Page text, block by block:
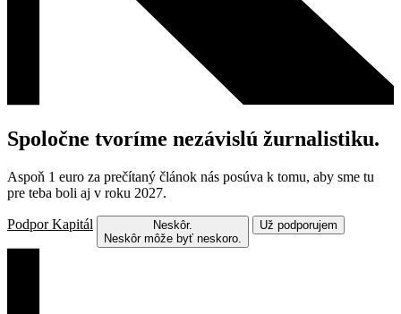
Spoločne tvoríme nezávislú žurnalistiku.
Aspoň 1 euro za prečítaný článok nás posúva k tomu, aby sme tu
pre teba boli aj v roku 2027.
Podpor Kapitál
Neskôr.
Neskôr môže byť neskoro.
Už podporujem